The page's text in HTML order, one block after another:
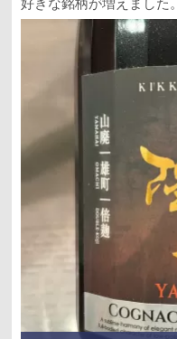
好きな銘柄が増えました。